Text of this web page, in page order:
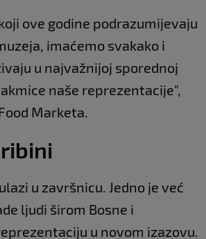
ove godine podrazumijevaju
imaćemo svakako i
u najvažnijoj sporednoj
naše reprezentacije",
Marketa.
u završnicu. Jedno je već
ljudi širom Bosne i
u novom izazovu.